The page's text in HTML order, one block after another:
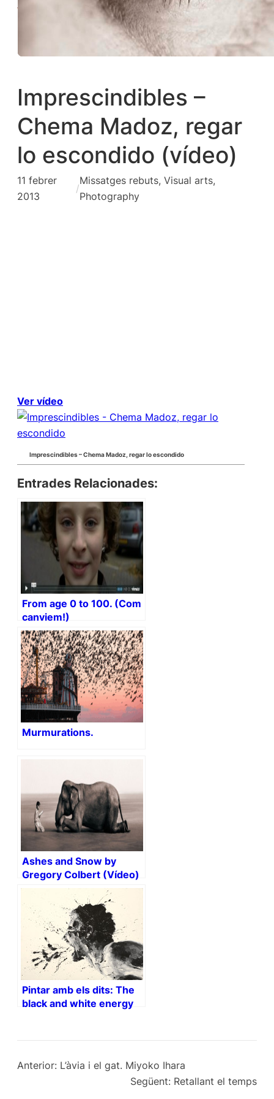
Imprescindibles –
Chema Madoz, regar
lo escondido (vídeo)
11 febrer
2013
/
Missatges rebuts, Visual arts,
Photography
Ver vídeo
Imprescindibles – Chema Madoz, regar lo escondido
Entrades Relacionades:
From age 0 to 100. (Com
canviem!)
Murmurations.
Ashes and Snow by
Gregory Colbert (Vídeo)
Pintar amb els dits: The
black and white energy
Anterior: L’àvia i el gat. Miyoko Ihara
Següent: Retallant el temps